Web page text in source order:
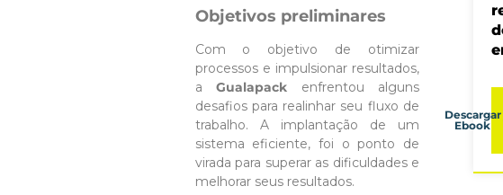
Objetivos preliminares
Com o objetivo de otimizar
processos e impulsionar resultados,
aGualapack enfrentou alguns
desafios para realinhar seu fluxo de
trabalho. A implantação de um
sistema eficiente, foi o ponto de
virada para superar as dificuldades e
melhorar seus resultados.
Descargar
Ebook